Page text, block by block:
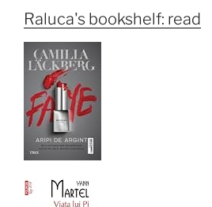
Raluca's bookshelf: read